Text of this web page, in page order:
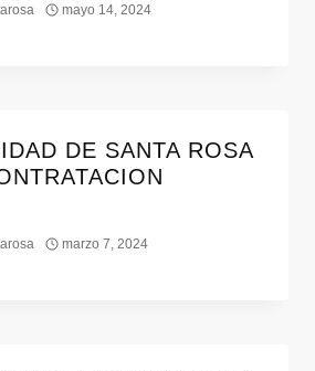
mayo 14, 2024
DE SANTA ROSA
marzo 7, 2024